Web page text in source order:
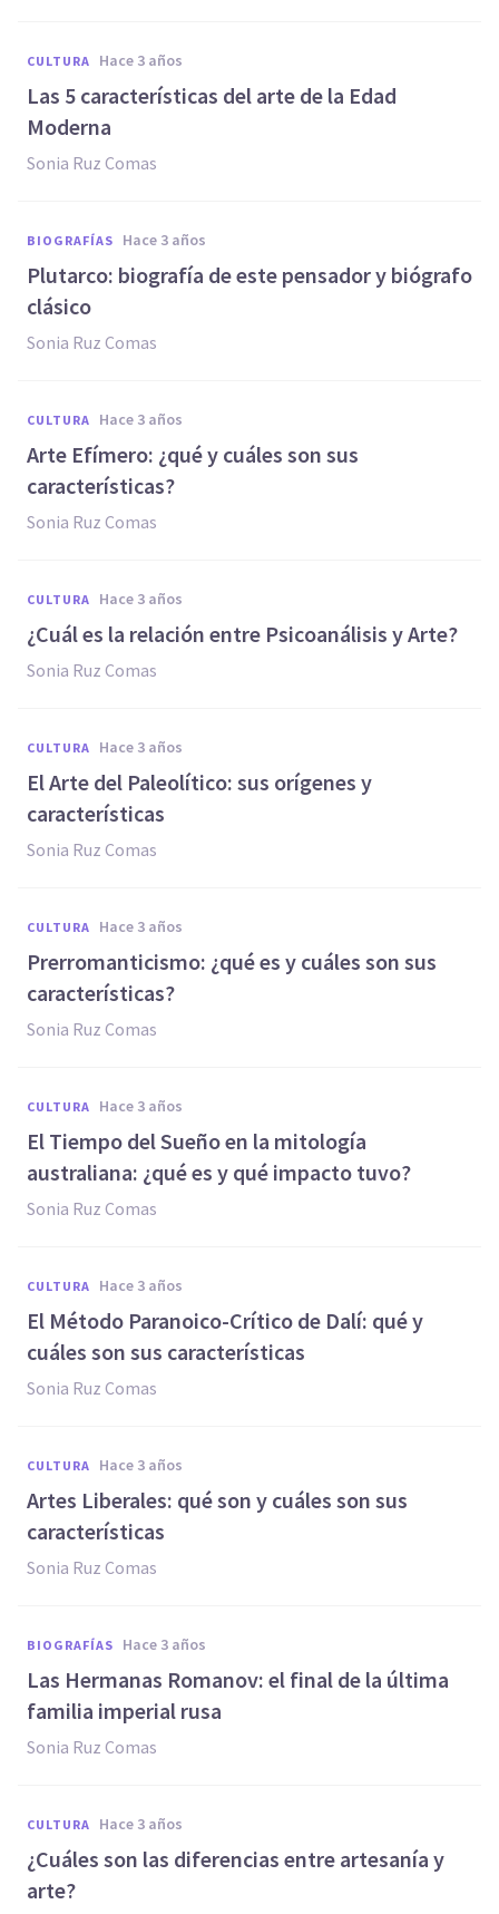
CULTURA hace 3 años
Las 5 características del arte de la Edad
Moderna
Sonia Ruz Comas
BIOGRAFÍAS hace 3 años
Plutarco: biografía de este pensador y biógrafo
clásico
Sonia Ruz Comas
CULTURA hace 3 años
Arte Efímero: ¿qué y cuáles son sus
características?
Sonia Ruz Comas
CULTURA hace 3 años
¿Cuál es la relación entre Psicoanálisis y Arte?
Sonia Ruz Comas
CULTURA hace 3 años
El Arte del Paleolítico: sus orígenes y
características
Sonia Ruz Comas
CULTURA hace 3 años
Prerromanticismo: ¿qué es y cuáles son sus
características?
Sonia Ruz Comas
CULTURA hace 3 años
El Tiempo del Sueño en la mitología
australiana: ¿qué es y qué impacto tuvo?
Sonia Ruz Comas
CULTURA hace 3 años
El Método Paranoico-Crítico de Dalí: qué y
cuáles son sus características
Sonia Ruz Comas
CULTURA hace 3 años
Artes Liberales: qué son y cuáles son sus
características
Sonia Ruz Comas
BIOGRAFÍAS hace 3 años
Las Hermanas Romanov: el final de la última
familia imperial rusa
Sonia Ruz Comas
CULTURA hace 3 años
¿Cuáles son las diferencias entre artesanía y
arte?